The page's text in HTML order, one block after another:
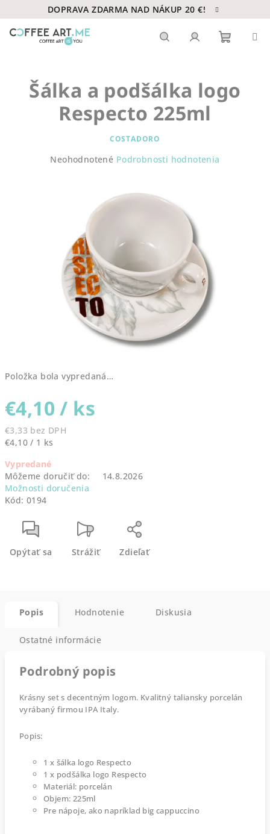
na
obsah
DOPRAVA ZDARMA NAD NÁKUP 20 €!
košík
Položka bola vypredaná…
€4,10/ ks
€3,33 bez DPH
Jednotková
€4,10 / 1 ks
Vypredané
Môžeme doručiť do:
14.8.2026
Možnosti doručenia
Kód: 0194
Opýtať sa Strážiť Zdieľať
Šálka a podšálka logo
Respecto 225ml
COSTADORO
Priemerné
hviezdičiek.
Neohodnotené Podrobnosti hodnotenia
Popis Hodnotenie Diskusia
Ostatné informácie
Podrobný popis
Krásny set s decentným logom. Kvalitný taliansky porcelán
vyrábaný firmou IPA Italy.
Popis:
1 x šálka logo Respecto
1 x podšálka logo Respecto
Materiál: porcelán
Objem: 225ml
Pre nápoje, ako napríklad big cappuccino